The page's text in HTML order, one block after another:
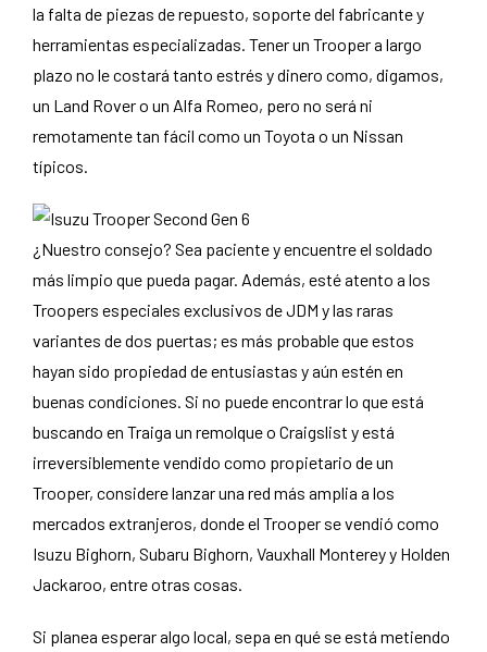
la falta de piezas de repuesto, soporte del fabricante y
herramientas especializadas. Tener un Trooper a largo
plazo no le costará tanto estrés y dinero como, digamos,
un Land Rover o un Alfa Romeo, pero no será ni
remotamente tan fácil como un Toyota o un Nissan
típicos.
¿Nuestro consejo? Sea paciente y encuentre el soldado
más limpio que pueda pagar. Además, esté atento a los
Troopers especiales exclusivos de JDM y las raras
variantes de dos puertas; es más probable que estos
hayan sido propiedad de entusiastas y aún estén en
buenas condiciones. Si no puede encontrar lo que está
buscando en Traiga un remolque o Craigslist y está
irreversiblemente vendido como propietario de un
Trooper, considere lanzar una red más amplia a los
mercados extranjeros, donde el Trooper se vendió como
Isuzu Bighorn, Subaru Bighorn, Vauxhall Monterey y Holden
Jackaroo, entre otras cosas.
Si planea esperar algo local, sepa en qué se está metiendo